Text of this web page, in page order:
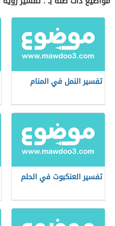
تفسير النمل في المنام
تفسير العنكبوت في الحلم